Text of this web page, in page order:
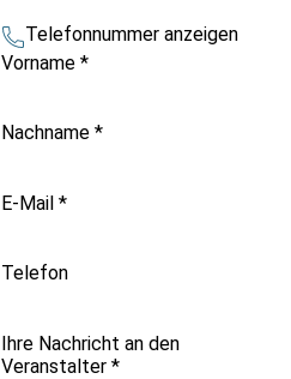
Telefonnummer anzeigen
Vorname *
Nachname *
E-Mail *
Telefon
Ihre Nachricht an den
Veranstalter *